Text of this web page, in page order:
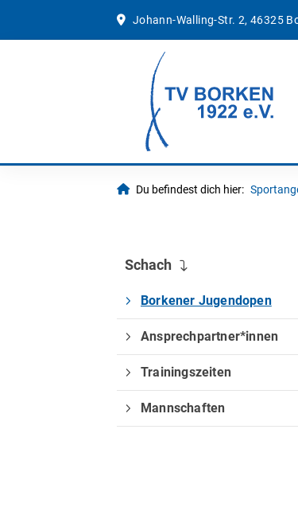
Johann-Walling-Str. 2, 46325
Du befindest dich hier:
Schach
Borkener Jugendopen
Ansprechpartner*innen
Trainingszeiten
Mannschaften